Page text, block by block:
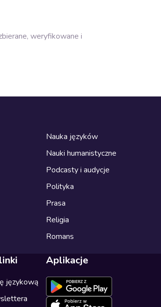
weryfikowane i
Nauka języków
Nauki humanistyczne
Podcasty i audycje
Polityka
Prasa
Religia
Romans
językową
Aplikacje